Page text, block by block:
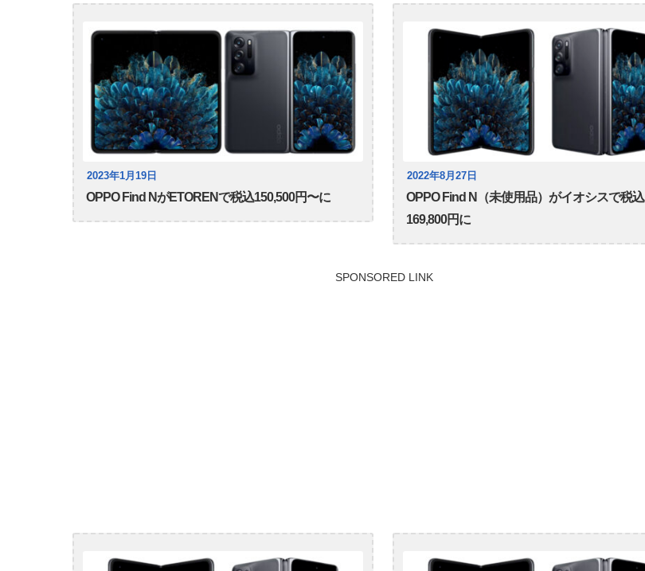
2023年1月19日
OPPO Find NがETORENで税込150,500円〜に
2022年8月27日
OPPO Find N（未使用品）がイオシスで税込
169,800円に
SPONSORED LINK